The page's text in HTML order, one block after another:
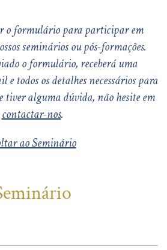
o formulário para participar em
seminários ou pós-formações.
o formulário, receberá uma
todos os detalhes necessários para
tiver alguma dúvida, não hesite em
contactar-nos.
ao Seminário